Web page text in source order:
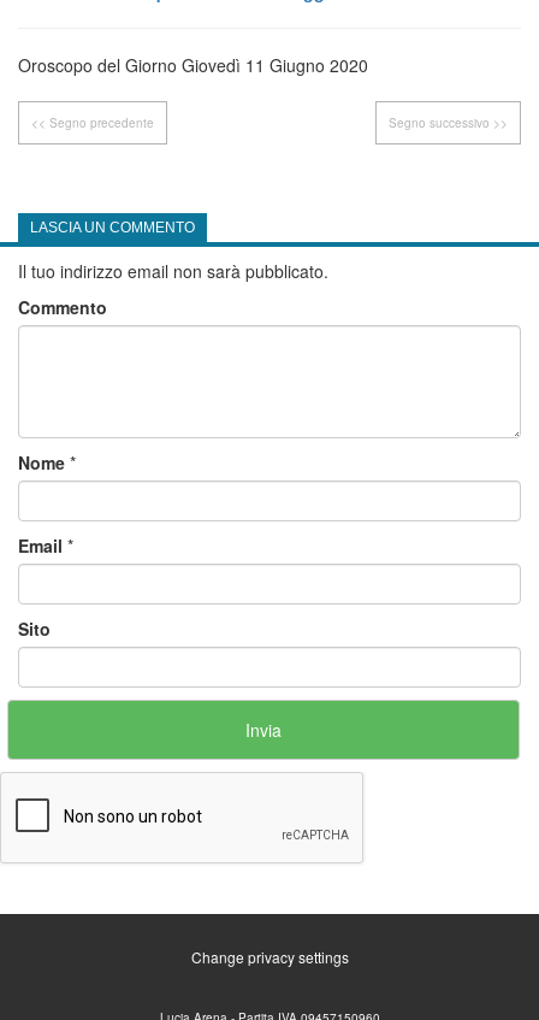
Oroscopo del Giorno Giovedì 11 Giugno 2020
<< Segno precedente Segno successivo >>
LASCIA UN COMMENTO
Il tuo indirizzo email non sarà pubblicato.
Commento
Nome *
Email *
Sito
Change privacy settings